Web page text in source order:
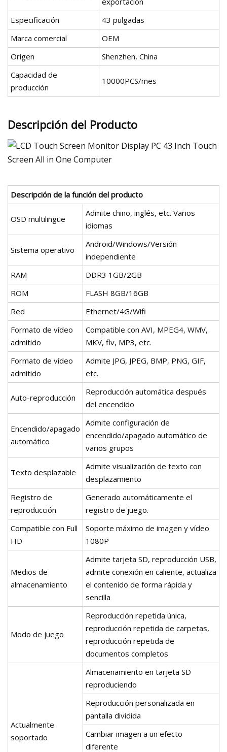
Especificación
43 pulgadas
Marca comercial
OEM
Origen
Shenzhen, China
Capacidad de
producción
10000PCS/mes
Descripción del Producto
Descripción de la función del producto
OSD multilingüe
Admite chino, inglés, etc. Varios
idiomas
Sistema operativo
Android/Windows/Versión
independiente
RAM
DDR3 1GB/2GB
ROM
FLASH 8GB/16GB
Red
Ethernet/4G/Wifi
Formato de vídeo
admitido
Compatible con AVI, MPEG4, WMV,
MKV, flv, MP3, etc.
Formato de vídeo
admitido
Admite JPG, JPEG, BMP, PNG, GIF,
etc.
Auto-reproducción
Reproducción automática después
del encendido
Encendido/apagado
automático
Admite configuración de
encendido/apagado automático de
varios grupos
Texto desplazable
Admite visualización de texto con
desplazamiento
Registro de
reproducción
Generado automáticamente el
registro de juego.
Compatible con Full
HD
Soporte máximo de imagen y vídeo
1080P
Medios de
almacenamiento
Admite tarjeta SD, reproducción USB,
admite conexión en caliente, actualiza
el contenido de forma rápida y
sencilla
Modo de juego
Reproducción repetida única,
reproducción repetida de carpetas,
reproducción repetida de
documentos completos
Actualmente
soportado
Almacenamiento en tarjeta SD
reproduciendo
Reproducción personalizada en
pantalla dividida
Cambiar imagen a un efecto
diferente